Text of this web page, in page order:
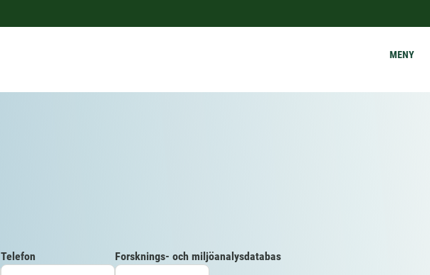
MENY
Telefon Forsknings- och miljöanalysdatabas